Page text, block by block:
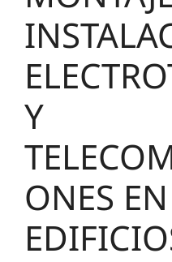
Y
ONES EN